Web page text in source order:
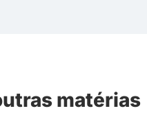
matérias